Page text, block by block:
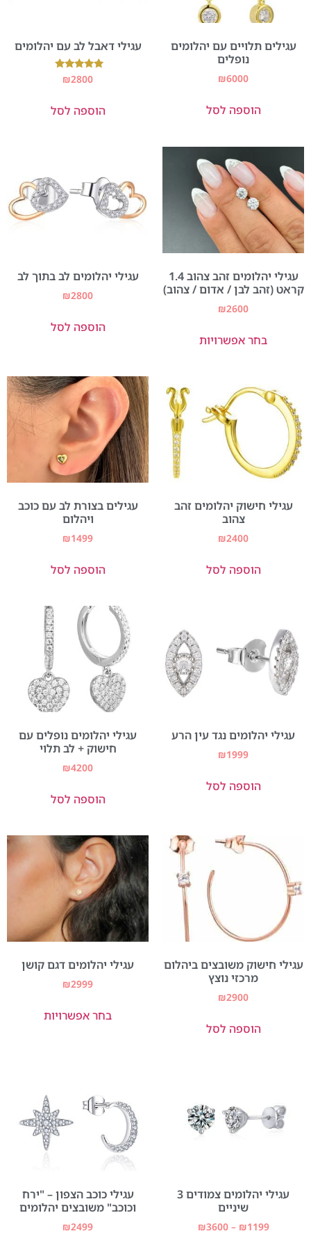
עגילים תלויים עם יהלומים
נופלים
₪6000
הוספה לסל
עגילי דאבל לב עם יהלומים
דורג
5.00
₪2800
הוספה לסל
עגילי יהלומים זהב צהוב 1.4
קראט (זהב לבן / אדום / צהוב)
₪2600
בחר אפשרויות
עגילי יהלומים לב בתוך לב
₪2800
הוספה לסל
עגילי חישוק יהלומים זהב
צהוב
₪2400
הוספה לסל
עגילים בצורת לב עם כוכב
ויהלום
₪1499
הוספה לסל
עגילי יהלומים נגד עין הרע
₪1999
הוספה לסל
עגילי יהלומים נופלים עם
חישוק + לב תלוי
₪4200
הוספה לסל
עגילי חישוק משובצים ביהלום
מרכזי נוצץ
₪2900
הוספה לסל
עגילי יהלומים דגם קושן
₪2999
בחר אפשרויות
עגילי יהלומים צמודים 3
שיניים
₪1199
–
₪3600
עגילי כוכב הצפון – "ירח
וכוכב" משובצים יהלומים
₪2499